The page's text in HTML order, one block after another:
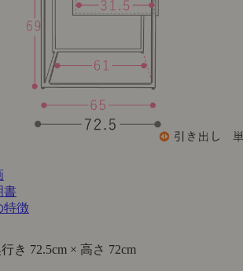
書
特徴
き 72.5cm × 高さ 72cm